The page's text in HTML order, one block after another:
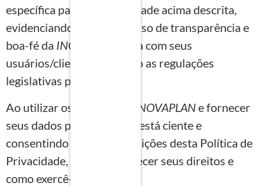
específica para cada finalidade acima descrita,
evidenciando o compromisso de transparência e
boa-fé da INOVAPLAN
para com seus
usuários/clientes, seguindo as regulações
legislativas pertinentes.
Ao utilizar os serviços da
INOVAPLANe fornecer
seus dados pessoais, você está ciente e
consentindo com as disposições desta Política de
Privacidade, além de conhecer seus direitos e
como exercê-los.